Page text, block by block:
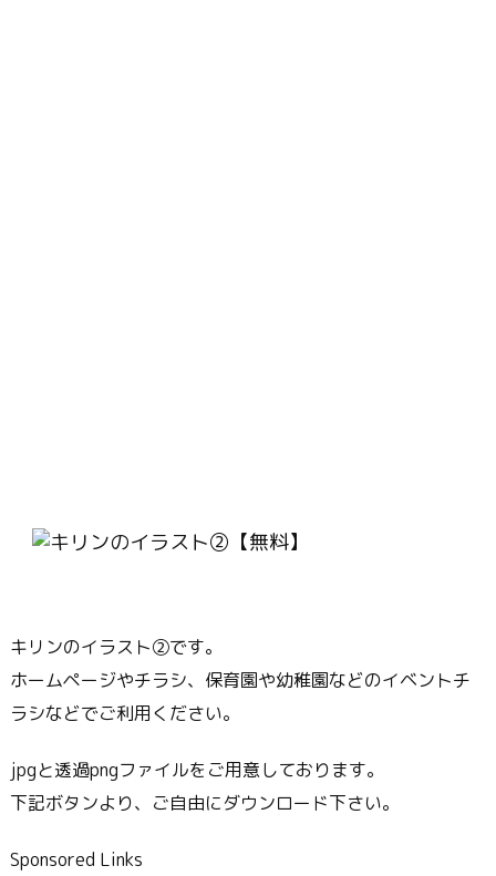
キリンのイラスト②です。
ホームページやチラシ、保育園や幼稚園などのイベントチ
ラシなどでご利用ください。
jpgと透過pngファイルをご用意しております。
下記ボタンより、ご自由にダウンロード下さい。
Sponsored Links